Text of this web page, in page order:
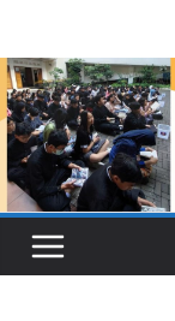
content